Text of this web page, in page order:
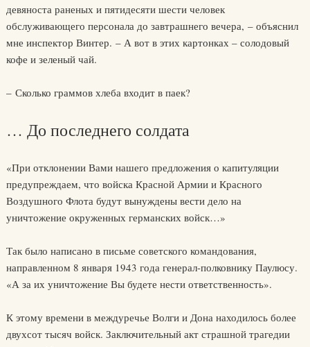
девяноста раненых и пятидесяти шести человек
обслуживающего персонала до завтрашнего вечера, – объяснил
мне инспектор Винтер. – А вот в этих картонках – солодовый
кофе и зеленый чай.
– Сколько граммов хлеба входит в паек?
… До последнего солдата
«При отклонении Вами нашего предложения о капитуляции
предупреждаем, что войска Красной Армии и Красного
Воздушного Флота будут вынуждены вести дело на
уничтожение окруженных германских войск…»
Так было написано в письме советского командования,
направленном 8 января 1943 года генерал-полковнику Паулюсу.
«А за их уничтожение Вы будете нести ответственность».
К этому времени в междуречье Волги и Дона находилось более
двухсот тысяч войск. Заключительный акт страшной трагедии